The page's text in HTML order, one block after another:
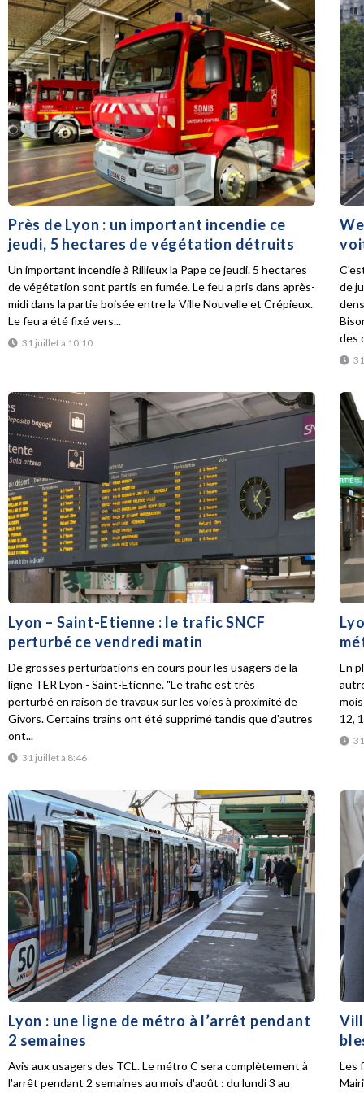
Près de Lyon : un important incendie ce
jeudi, 5 hectares de végétation détruits
31 juillet à 10:10
Un important incendie à Rillieux la Pape ce jeudi. 5 hectares
de végétation sont partis en fumée. Le feu a pris dans après-
midi dans la partie boisée entre la Ville Nouvelle et Crépieux.
Le feu a été fixé vers...
de
des
Lyon – Saint-Etienne : le trafic SNCF
perturbé ce vendredi matin
31 juillet à 8:46
De grosses perturbations en cours pour les usagers de la
ligne TER Lyon - Saint-Etienne. "Le trafic est très
perturbé en raison de travaux sur les voies à proximité de
Givors. Certains trains ont été supprimé tandis que d'autres
ont...
En
12,
Lyon : une ligne de métro à l’arrêt pendant
2 semaines
Avis aux usagers des TCL. Le métro C sera complètement à
l'arrêt pendant 2 semaines au mois d'août : du lundi 3 au
Les